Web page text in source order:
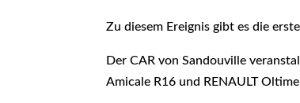
Zu diesem Ereignis gibt es die
Der CAR von Sandouville
Amicale R16 und RENAULT